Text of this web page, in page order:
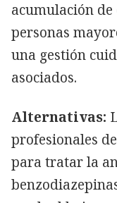
acumulación de
personas
una gestión
asociados.
Alternativas:
profesionales
para tratar la